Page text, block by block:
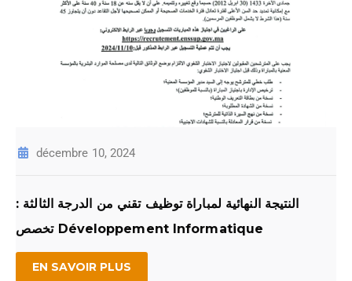
décembre 10, 2024
النتيجة النهائية لمباراة توظيف تقني من الدرجة الثالثة :
تخصص Développement Informatique
EN SAVOIR PLUS